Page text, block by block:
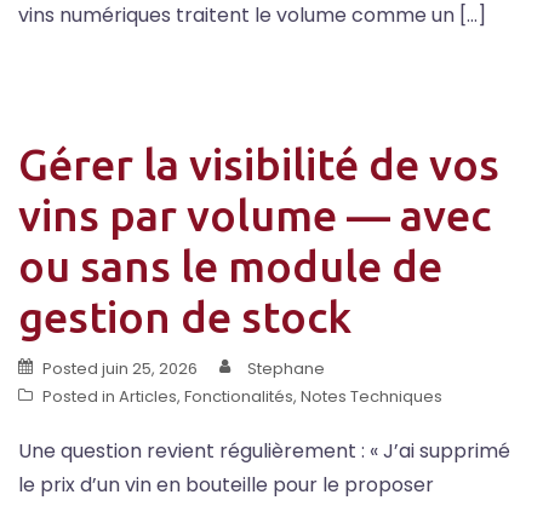
vins numériques traitent le volume comme un […]
Gérer la visibilité de vos
vins par volume — avec
ou sans le module de
gestion de stock
Posted juin 25, 2026
Stephane
Posted in Articles, Fonctionalités, Notes Techniques
Une question revient régulièrement : « J’ai supprimé
le prix d’un vin en bouteille pour le proposer